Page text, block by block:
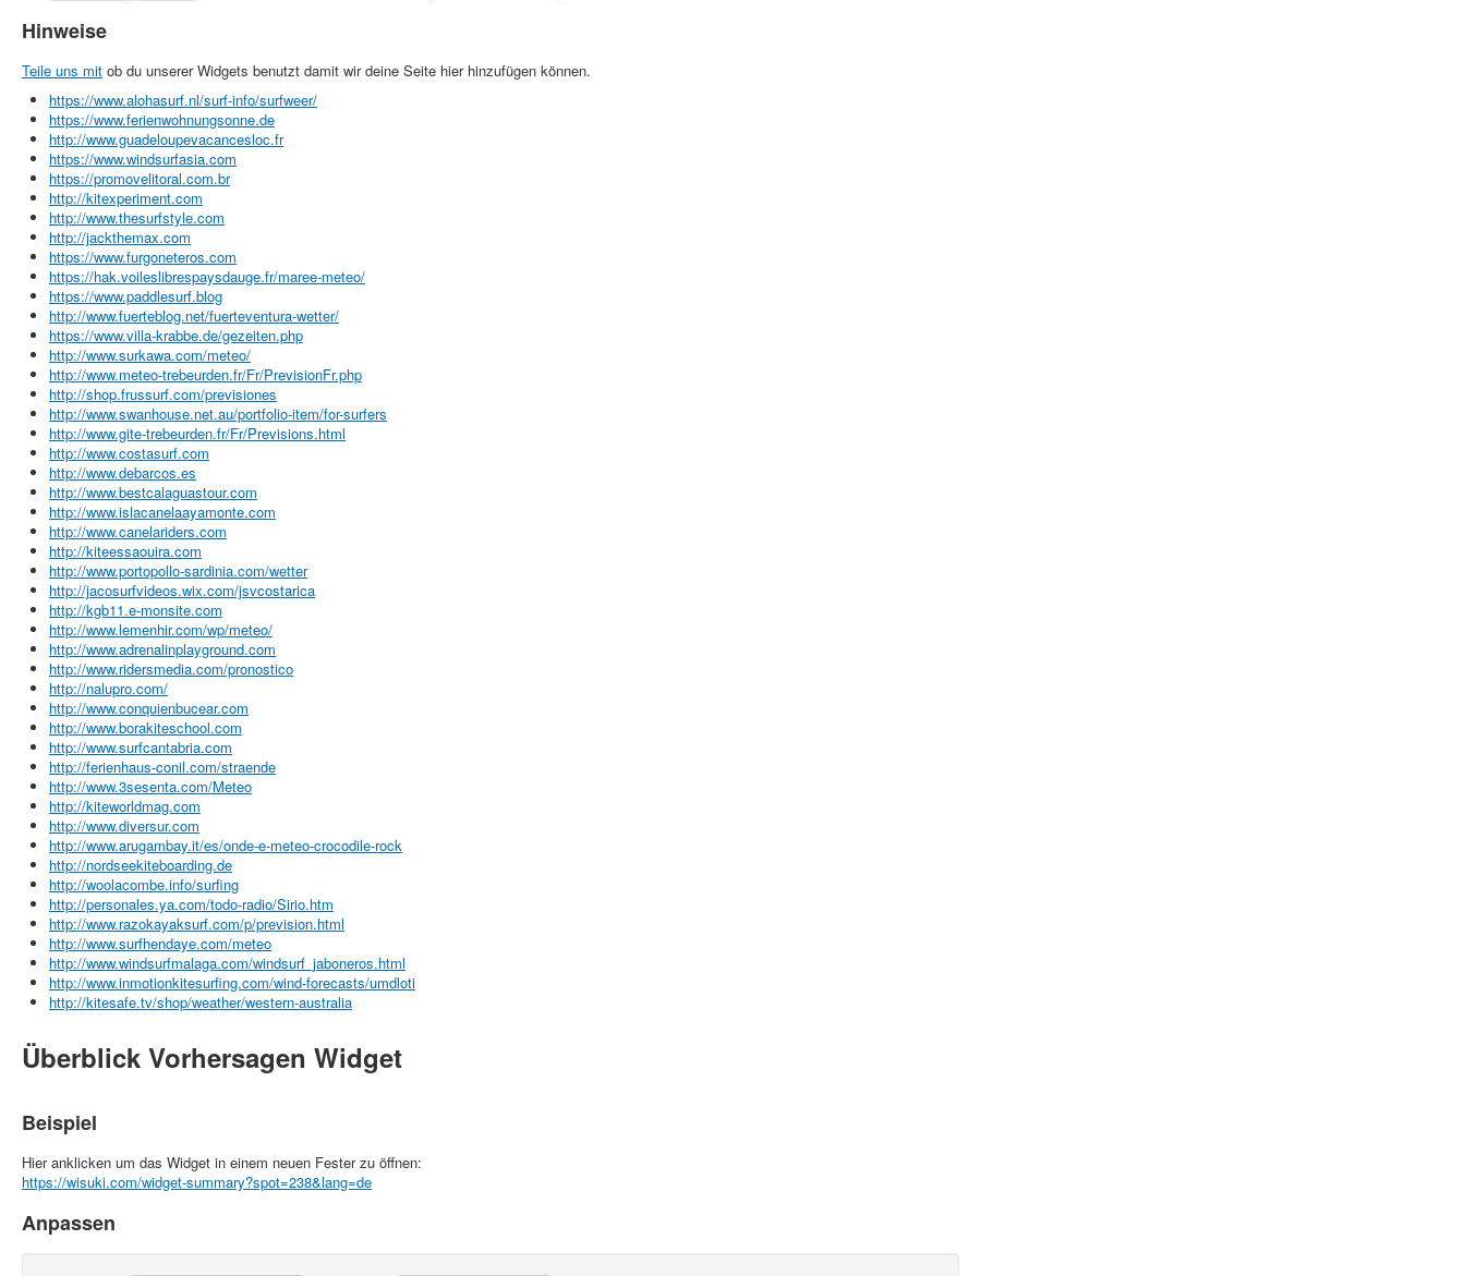
Hinweise
Teile uns mit ob du unserer Widgets benutzt damit wir deine Seite hier hinzufügen können.
https://www.alohasurf.nl/surf-info/surfweer/
https://www.ferienwohnungsonne.de
http://www.guadeloupevacancesloc.fr
https://www.windsurfasia.com
https://promovelitoral.com.br
http://kitexperiment.com
http://www.thesurfstyle.com
http://jackthemax.com
https://www.furgoneteros.com
https://hak.voileslibrespaysdauge.fr/maree-meteo/
https://www.paddlesurf.blog
http://www.fuerteblog.net/fuerteventura-wetter/
https://www.villa-krabbe.de/gezeiten.php
http://www.surkawa.com/meteo/
http://www.meteo-trebeurden.fr/Fr/PrevisionFr.php
http://shop.frussurf.com/previsiones
http://www.swanhouse.net.au/portfolio-item/for-surfers
http://www.gite-trebeurden.fr/Fr/Previsions.html
http://www.costasurf.com
http://www.debarcos.es
http://www.bestcalaguastour.com
http://www.islacanelaayamonte.com
http://www.canelariders.com
http://kiteessaouira.com
http://www.portopollo-sardinia.com/wetter
http://jacosurfvideos.wix.com/jsvcostarica
http://kgb11.e-monsite.com
http://www.lemenhir.com/wp/meteo/
http://www.adrenalinplayground.com
http://www.ridersmedia.com/pronostico
http://nalupro.com/
http://www.conquienbucear.com
http://www.borakiteschool.com
http://www.surfcantabria.com
http://ferienhaus-conil.com/straende
http://www.3sesenta.com/Meteo
http://kiteworldmag.com
http://www.diversur.com
http://www.arugambay.it/es/onde-e-meteo-crocodile-rock
http://nordseekiteboarding.de
http://woolacombe.info/surfing
http://personales.ya.com/todo-radio/Sirio.htm
http://www.razokayaksurf.com/p/prevision.html
http://www.surfhendaye.com/meteo
http://www.windsurfmalaga.com/windsurf_jaboneros.html
http://www.inmotionkitesurfing.com/wind-forecasts/umdloti
http://kitesafe.tv/shop/weather/western-australia
Überblick Vorhersagen Widget
Beispiel
Hier anklicken um das Widget in einem neuen Fester zu öffnen:
https://wisuki.com/widget-summary?spot=238&lang=de
Anpassen